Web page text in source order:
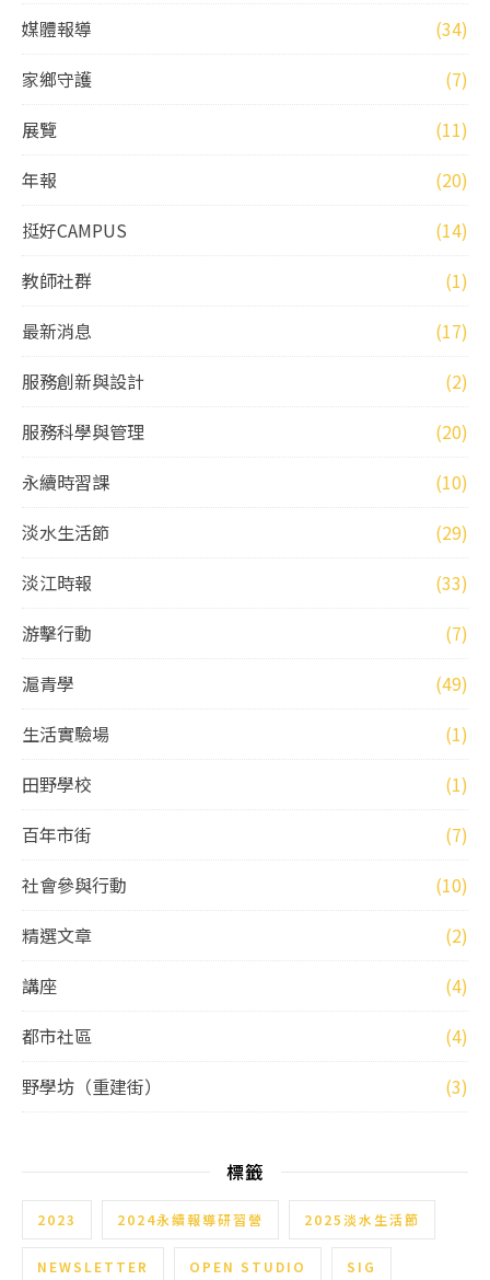
媒體報導
(34)
家鄉守護
(7)
展覽
(11)
年報
(20)
挺好CAMPUS
(14)
教師社群
(1)
最新消息
(17)
服務創新與設計
(2)
服務科學與管理
(20)
永續時習課
(10)
淡水生活節
(29)
淡江時報
(33)
游擊行動
(7)
滬青學
(49)
生活實驗場
(1)
田野學校
(1)
百年市街
(7)
社會參與行動
(10)
精選文章
(2)
講座
(4)
都市社區
(4)
野學坊（重建街）
(3)
標籤
2023 2024永續報導研習營 2025淡水生活節
NEWSLETTER OPEN STUDIO SIG